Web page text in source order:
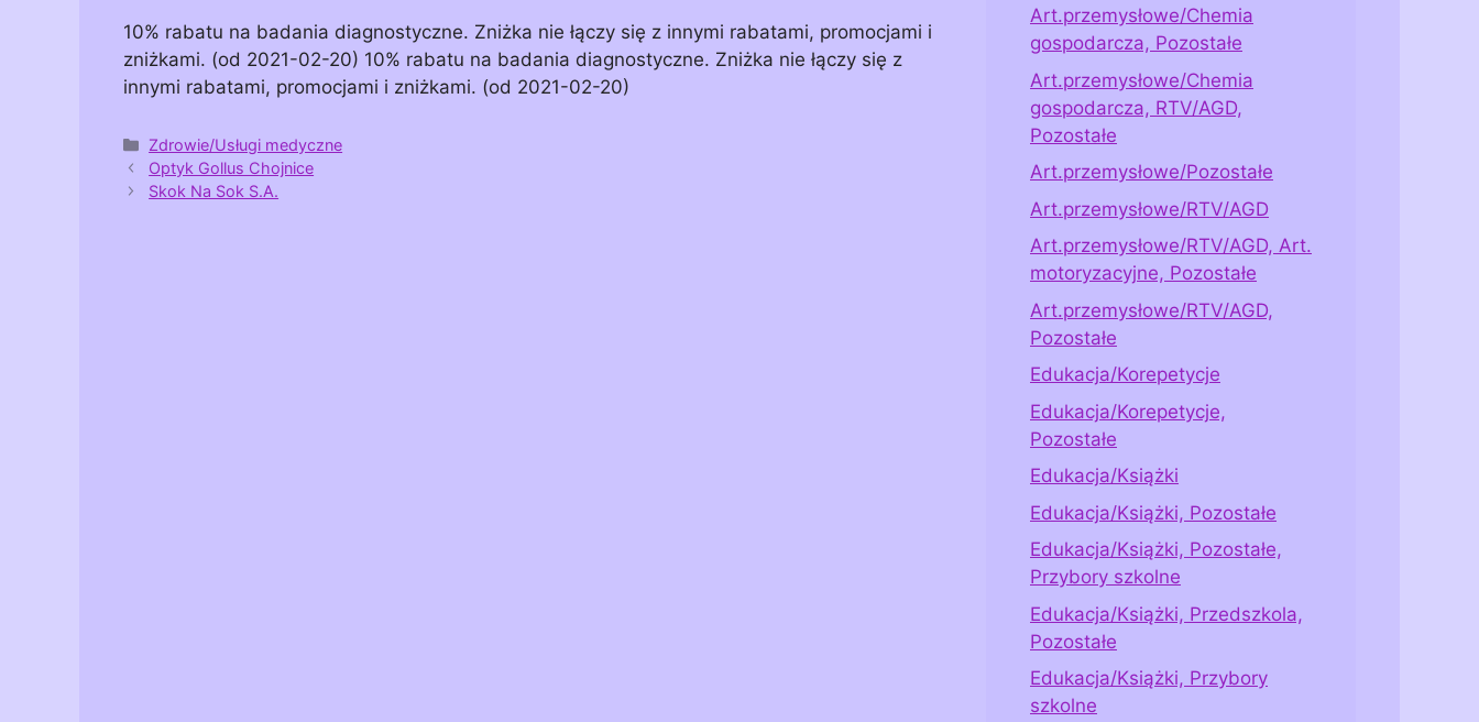
10% rabatu na badania diagnostyczne. Zniżka nie łączy się z innymi rabatami, promocjami i
zniżkami. (od 2021-02-20) 10% rabatu na badania diagnostyczne. Zniżka nie łączy się z
innymi rabatami, promocjami i zniżkami. (od 2021-02-20)
Kategorie
Zdrowie/Usługi medyczne
Optyk Gollus Chojnice
Skok Na Sok S.A.
Art.przemysłowe/Chemia
gospodarcza, Pozostałe
Art.przemysłowe/Chemia
gospodarcza, RTV/AGD,
Pozostałe
Art.przemysłowe/Pozostałe
Art.przemysłowe/RTV/AGD
Art.przemysłowe/RTV/AGD, Art.
motoryzacyjne, Pozostałe
Art.przemysłowe/RTV/AGD,
Pozostałe
Edukacja/Korepetycje
Edukacja/Korepetycje,
Pozostałe
Edukacja/Książki
Edukacja/Książki, Pozostałe
Edukacja/Książki, Pozostałe,
Przybory szkolne
Edukacja/Książki, Przedszkola,
Pozostałe
Edukacja/Książki, Przybory
szkolne